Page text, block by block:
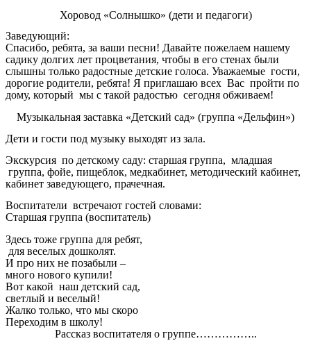
Хоровод «Солнышко» (дети и педагоги)
Заведующий:
Спасибо, ребята, за ваши песни! Давайте пожелаем нашему
садику долгих лет процветания, чтобы в его стенах были
слышны только радостные детские голоса. Уважаемые гости,
дорогие родители, ребята! Я приглашаю всех Вас пройти по
дому, который мы с такой радостью сегодня обживаем!
Музыкальная заставка «Детский сад» (группа «Дельфин»)
Дети и гости под музыку выходят из зала.
Экскурсия по детскому саду: старшая группа, младшая
группа, фойе, пищеблок, медкабинет, методический кабинет,
кабинет заведующего, прачечная.
Воспитатели встречают гостей словами:
Старшая группа (воспитатель)
Здесь тоже группа для ребят,
для веселых дошколят.
И про них не позабыли –
много нового купили!
Вот какой наш детский сад,
светлый и веселый!
Жалко только, что мы скоро
Переходим в школу!
Рассказ воспитателя о группе……………..